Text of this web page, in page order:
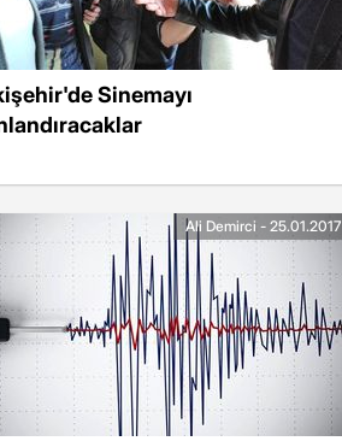
Sinemayı
Ali Demirci - 25.01.2017